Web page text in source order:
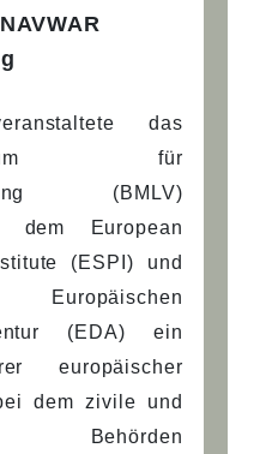
das
für
(BMLV)
dem European
(ESPI) und
(EDA) ein
europäischer
dem zivile und
Behörden